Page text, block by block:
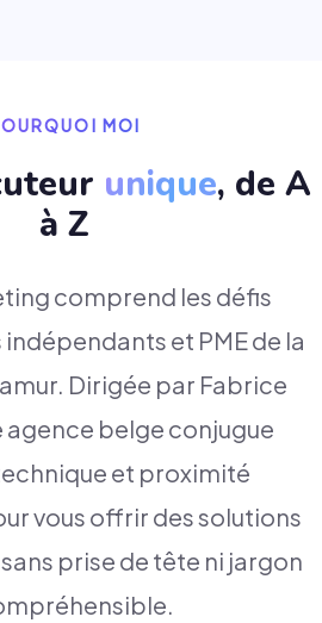
MOI
unique, de A
à Z
comprend les défis
et PME de la
Dirigée par Fabrice
agence belge conjugue
et proximité
vous offrir des solutions
prise de tête ni jargon